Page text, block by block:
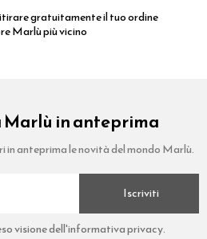
gratuitamente il tuo ordine
Marlù più vicino
in anteprima
in anteprima le novità del mondo Marlù.
Iscriviti
visione dell'informativa privacy.